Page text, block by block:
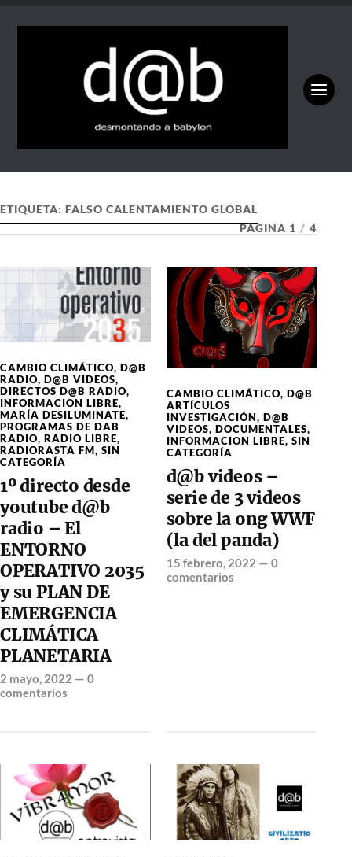
ETIQUETA: FALSO CALENTAMIENTO GLOBAL
PÁGINA 1 / 4
CAMBIO CLIMÁTICO, D@B
RADIO, D@B VIDEOS,
DIRECTOS D@B RADIO,
INFORMACION LIBRE,
MARÍA DESILUMINATE,
PROGRAMAS DE DAB
RADIO, RADIO LIBRE,
RADIORASTA FM, SIN
CATEGORÍA
1º directo desde
youtube d@b
radio – El
ENTORNO
OPERATIVO 2035
y su PLAN DE
EMERGENCIA
CLIMÁTICA
PLANETARIA
2 mayo, 2022 — 0
comentarios
CAMBIO CLIMÁTICO, D@B
ARTÍCULOS
INVESTIGACIÓN, D@B
VIDEOS, DOCUMENTALES,
INFORMACION LIBRE, SIN
CATEGORÍA
d@b videos –
serie de 3 videos
sobre la ong WWF
(la del panda)
15 febrero, 2022 — 0
comentarios